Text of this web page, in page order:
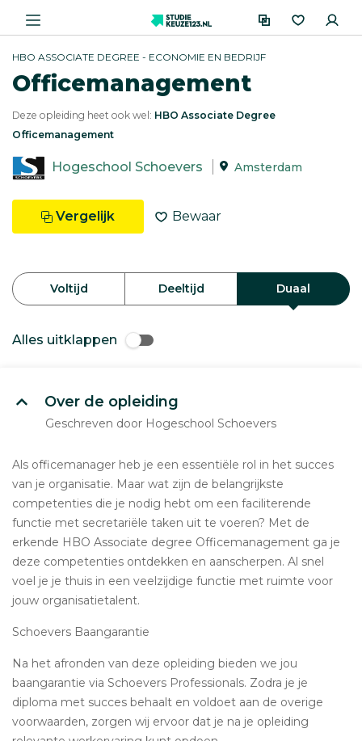
HBO ASSOCIATE DEGREE - ECONOMIE EN BEDRIJF
Officemanagement
Deze opleiding heet ook wel: HBO Associate Degree
Officemanagement
Hogeschool Schoevers Amsterdam
Vergelijk Bewaar
Voltijd Deeltijd Duaal
Alles uitklappen
Over de opleiding
Geschreven door Hogeschool Schoevers
Als officemanager heb je een essentiële rol in het succes
van je organisatie. Maar wat zijn de belangrijkste
competenties die je nodig hebt om een faciliterende
functie met secretariële taken uit te voeren? Met de
erkende HBO Associate degree Officemanagement ga je
deze competenties ontdekken en aanscherpen. Al snel
voel je je thuis in een veelzijdige functie met ruimte voor
jouw organisatietalent.
Schoevers Baangarantie
Na het afronden van deze opleiding bieden we jou
baangarantie via Schoevers Professionals. Zodra je je
diploma met succes behaalt en voldoet aan de overige
voorwaarden, zorgen wij ervoor dat je na je opleiding